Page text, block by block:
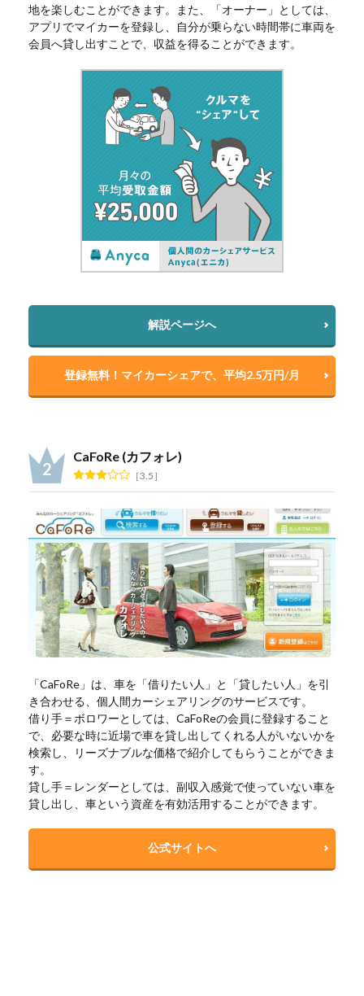
地を楽しむことができます。また、「オーナー」としては、
アプリでマイカーを登録し、自分が乗らない時間帯に車両を
会員へ貸し出すことで、収益を得ることができます。
解説ページへ
登録無料！マイカーシェアで、平均2.5万円/月
CaFoRe (カフォレ)
3.5
「CaFoRe」は、車を「借りたい人」と「貸したい人」を引
き合わせる、個人間カーシェアリングのサービスです。
借り手＝ボロワーとしては、CaFoReの会員に登録すること
で、必要な時に近場で車を貸し出してくれる人がいないかを
検索し、リーズナブルな価格で紹介してもらうことができま
す。
貸し手＝レンダーとしては、副収入感覚で使っていない車を
貸し出し、車という資産を有効活用することができます。
公式サイトへ